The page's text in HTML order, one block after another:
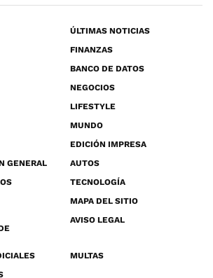
ÚLTIMAS NOTICIAS
FINANZAS
BANCO DE DATOS
NEGOCIOS
LIFESTYLE
MUNDO
EDICIÓN IMPRESA
GENERAL
AUTOS
TECNOLOGÍA
MAPA DEL SITIO
AVISO LEGAL
MULTAS